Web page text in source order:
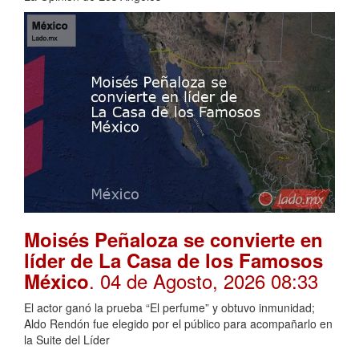
Moisés Peñaloza se convierte en
líder de La Casa de los Famosos
México. 04 de Agosto, 2026 08:33
El actor ganó la prueba “El perfume” y obtuvo inmunidad;
Aldo Rendón fue elegido por el público para acompañarlo en
la Suite del Líder